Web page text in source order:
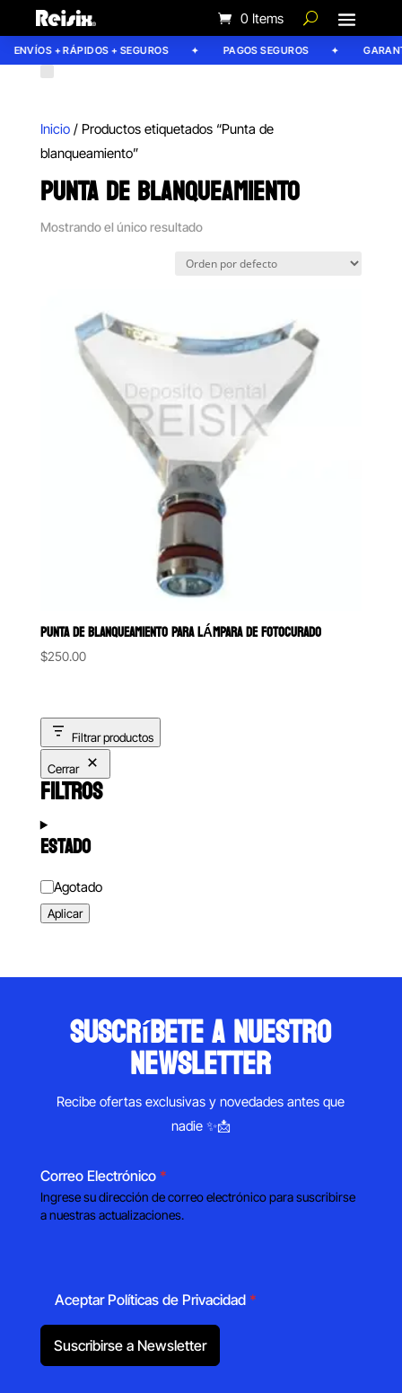
0 Items
ENVÍOS + RÁPIDOS + SEGUROS PAGOS SEGUROS
Inicio/ Productos etiquetados “Punta de
blanqueamiento”
PUNTA DE BLANQUEAMIENTO
Mostrando el único resultado
PUNTA DE BLANQUEAMIENTO PARA LÁMPARA DE FOTOCURADO
$250.00
Filtrar productos
Cerrar
FILTROS
ESTADO
Estado
Agotado
Aplicar
suscríbete a nuestro
newsletter
Recibe ofertas exclusivas y novedades antes que
nadie ✨📩
Correo Electrónico *
Ingrese su dirección de correo electrónico para suscribirse
a nuestras actualizaciones.
Aceptar Políticas de Privacidad *
Suscribirse a Newsletter